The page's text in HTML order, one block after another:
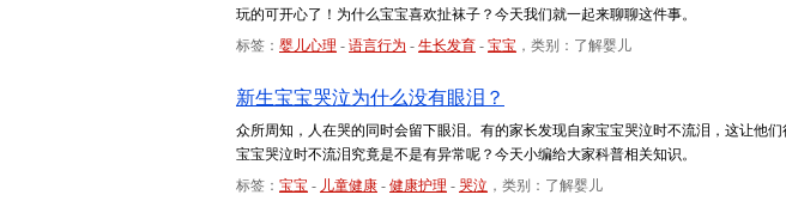
玩的可开心了！为什么宝宝喜欢扯袜子？今天我们就一起来聊聊这件事。
标签： 婴儿心理 - 语言行为 - 生长发育 - 宝宝 ，类别：了解婴儿
新生宝宝哭泣为什么没有眼泪？
众所周知，人在哭的同时会留下眼泪。有的家长发现自家宝宝哭泣时不流泪，这让他
宝宝哭泣时不流泪究竟是不是有异常呢？今天小编给大家科普相关知识。
标签： 宝宝 - 儿童健康 - 健康护理 - 哭泣 ，类别：了解婴儿